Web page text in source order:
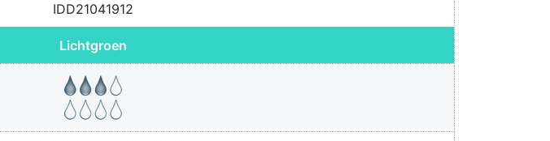
IDD21041912
Lichtgroen